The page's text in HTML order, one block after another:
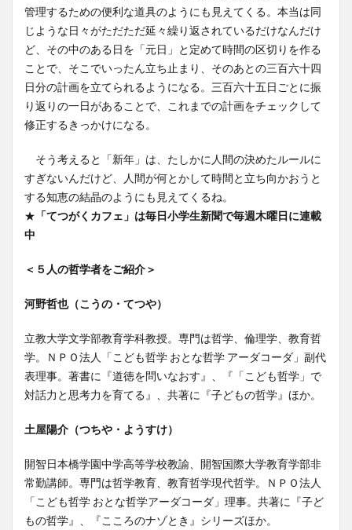
管理するための便利な道具のようにも見えてくる。本当は同
じような日々がただただ延々繰り返されているだけなんだけ
ど、その中のある日を「元日」と定めて時間の区切りを作る
ことで、そこでいったん立ち止まり、そのあとの三百六十四
日分の計画を立てられるようになる。三百六十五日ごとに振
り返りの一日があることで、これまでの計画をチェックして
修正するきっかけになる。
そう考えると「新年」は、たしかに人間の決めたルールに
すぎないんだけど、人間が何とかして時間と立ち向かおうと
する知恵の結晶のようにも見えてくるね。
★ 「てつがくカフェ」は毎日小学生新聞で毎週木曜日に連載
中
＜５人の哲学者をご紹介＞
河野哲也（こうの・てつや）
立教大学文学部教育学科教授。専門は哲学、倫理学、教育哲
学。ＮＰＯ法人「こども哲学 おとな哲学 アーダコーダ」副代
表理事。著書に『道徳を問いなおす』、『「こども哲学」で
対話力と思考力を育てる』、共著に『子どもの哲学』ほか。
土屋陽介（つちや・ようすけ）
開智日本橋学園中学高等学校教諭、開智国際大学教育学部非
常勤講師。専門は哲学教育、教育哲学現代哲学。ＮＰＯ法人
「こども哲学 おとな哲学アーダコーダ」理事。共著に『子ど
もの哲学』、『こころのナゾとき』シリーズほか。